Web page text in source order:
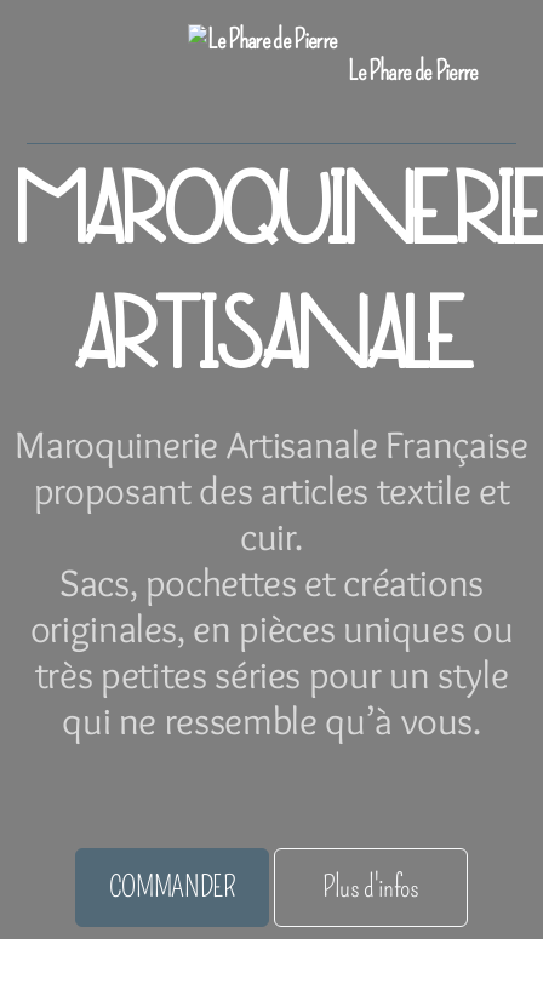
Le Phare de Pierre
ARTISANALE
Maroquinerie Artisanale Française
proposant des articles textile et
cuir.
Sacs, pochettes et créations
originales, en pièces uniques ou
très petites séries pour un style
qui ne ressemble qu’à vous.
COMMANDER Plus d'infos